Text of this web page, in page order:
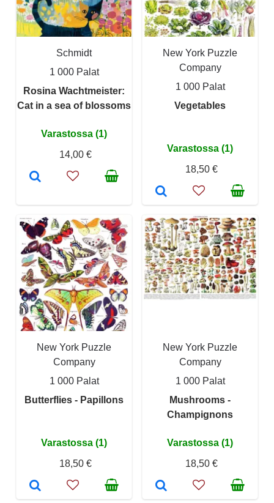
Schmidt
1 000 Palat
Rosina Wachtmeister:
Cat in a sea of blossoms
Varastossa (1)
14,00 €
New York Puzzle
Company
1 000 Palat
Vegetables
Varastossa (1)
18,50 €
New York Puzzle
Company
1 000 Palat
Butterflies - Papillons
Varastossa (1)
18,50 €
New York Puzzle
Company
1 000 Palat
Mushrooms -
Champignons
Varastossa (1)
18,50 €